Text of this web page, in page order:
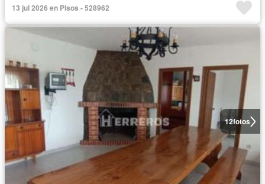
13 jul 2026 en Pisos - 528962
12fotos